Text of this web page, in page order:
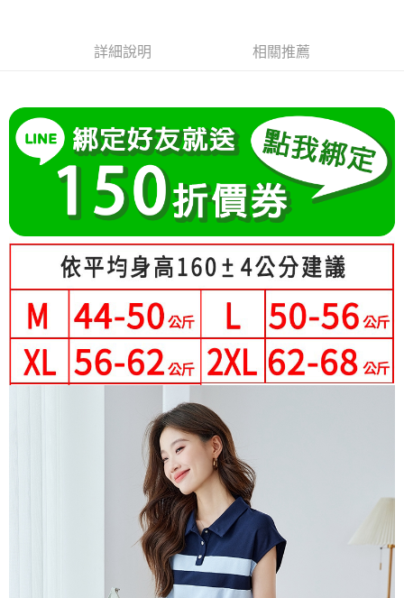
2.付款方式選擇「大哥付你分期」，訂單成立後會自動跳轉到大哥付的交易
4.訂單成立30分鐘內，如未前往確認交易或遇審核未通過，訂單將自動取
消。如遇「轉專審核」未通過狀況，表示未達大哥付你分期系統評分，恕無
法說明評估內容。
【繳款方式說明】
1.分期款項不併入電信帳單，「大哥付你分期」於每月結算日後寄送繳費提
2.透過簡訊連結打開帳單後，可選擇「超商條碼／台灣大直營門市／銀行轉
帳／街口支付／iPASS MONEY」等通路繳費。
【注意事項】
1.本服務係由「台灣大哥大股份有限公司」（以下簡稱本公司）所提供，讓
用戶於交易時，得透過本服務購買商品或服務，並由商店將買賣／分期付款
買賣價金債權讓與本公司後，依約使用本公司帳單繳交帳款。
2.基於同意付款使用「大哥付你分期」之契約關係目的，商店將以您的個人
資料（包含姓名、電話或地址）提供予台灣大哥大進項蒐集、處理及利用，
由本公司與您本人進行分期帳單所需資料之確認、核對及更正。
3.完整用戶服務條款，請詳閱以下連結：https://oppay.tw/userRule
１．簡單：不需註冊會員、不需綁卡、不需儲值。
２．便利：只要手機號碼，簡訊認證，即可結帳。
３．安心：先確認商品／服務後，再付款。
【「AFTEE先享後付」結帳流程】
１．於結帳方式選擇「AFTEE先享後付」後，將跳轉至「AFTEE先享後付」
結帳頁面，進行簡訊認證並確認金額後，即可完成結帳。
２．訂單成立數日內，您將收到繳費通知簡訊。
ATM／網路銀行／等多元方式進行付款，方視為交易完成。
※ 請注意：結帳手續完成當下不需立刻繳費，但若您需要取消訂單，請聯絡
後付繳納相關費用。
※ 交易是否成功請以「AFTEE先享後付 」之結帳頁面顯示為準，若有關於
是否繳費成功／繳費後需取消欲退款等相關疑問，請聯繫「AFTEE先享後付
客戶支援中心」 https://netprotections.freshdesk.com/support/home
１．透過由恩沛科技股份有限公司提供之「AFTEE先享後付」服務完成之交
易，需依本服務之必要範圍內提供個人資料，並將交易相關給付款項請求債
權轉讓予恩沛科技股份有限公司。
２．關於個人資料處理事宜，請瀏覽以下網址：
https://aftee.tw/terms/#terms3
３．未成年的使用者請事先徵得法定代理人或監護人之同意方可使用
「AFTEE先享後付」，若未經同意申辦者引起之損失，本公司不負相關責
４．使用「AFTEE先享後付」時，將依據個別帳號之用戶狀況，依本公司即
時審查核予不同之上限額度；若仍有額度不足之情形，本公司將視審查結果
５．嚴禁一人註冊多個帳號或使用他人資訊註冊。若發現惡意使用之情形，
相關說明
「Hami Point」為中華電信所提供之點數服務，可於會員專區綁定中華電信
會員帳號後，即可在購物車使用 Hami Point 折抵消費金額 (1點等於1元)。
ATM付款
運送方式
全家付款取貨
每筆NT$80，滿NT$699(含以上)免運費
付款後全家取貨
每筆NT$80，滿NT$699(含以上)免運費
付款後萊爾富取貨
每筆NT$80，滿NT$699(含以上)免運費
7-11付款取貨
每筆NT$80，滿NT$699(含以上)免運費
每筆NT$80，滿NT$699(含以上)免運費
每筆NT$70，滿NT$699(含以上)免運費
每筆NT$90，滿NT$699(含以上)免運費
詳細說明 相關推薦